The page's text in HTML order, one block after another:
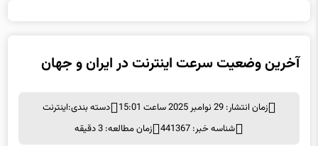
آخرین وضعیت سرعت اینترنت در ایران و جهان
زمان انتشار: 29 نوامبر 2025 ساعت 15:01 دسته بندی:اينترنت
شناسه خبر: 441367
زمان مطالعه: 3 دقیقه